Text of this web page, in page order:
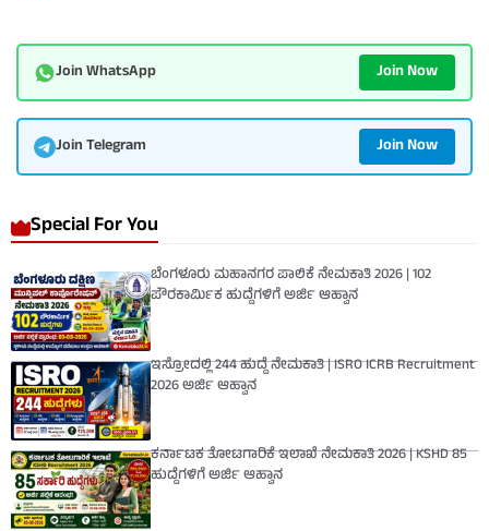
Join WhatsApp Join Now
Join Telegram Join Now
Special For You
ಬೆಂಗಳೂರು ಮಹಾನಗರ ಪಾಲಿಕೆ ನೇಮಕಾತಿ 2026 | 102
ಪೌರಕಾರ್ಮಿಕ ಹುದ್ದೆಗಳಿಗೆ ಅರ್ಜಿ ಆಹ್ವಾನ
ಇಸ್ರೋದಲ್ಲಿ 244 ಹುದ್ದೆ ನೇಮಕಾತಿ | ISRO ICRB Recruitment
2026 ಅರ್ಜಿ ಆಹ್ವಾನ
ಕರ್ನಾಟಕ ತೋಟಗಾರಿಕೆ ಇಲಾಖೆ ನೇಮಕಾತಿ 2026 | KSHD 85
ಹುದ್ದೆಗಳಿಗೆ ಅರ್ಜಿ ಆಹ್ವಾನ